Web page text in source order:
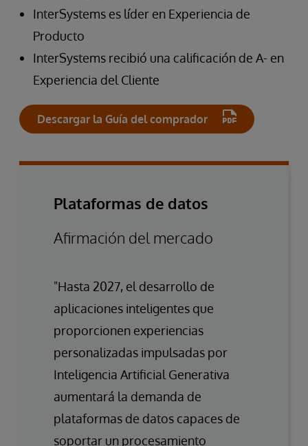
InterSystems es líder en Experiencia de
Producto
InterSystems recibió una calificación de A- en
Experiencia del Cliente
Descargar la Guía del comprador
Plataformas de datos
Afirmación del mercado
"Hasta 2027, el desarrollo de
aplicaciones inteligentes que
proporcionen experiencias
personalizadas impulsadas por
Inteligencia Artificial Generativa
aumentará la demanda de
plataformas de datos capaces de
soportar un procesamiento